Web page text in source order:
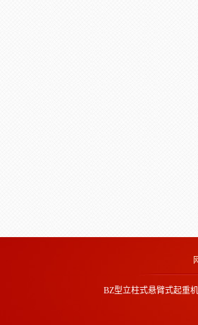
BZ型立柱式悬臂式起重